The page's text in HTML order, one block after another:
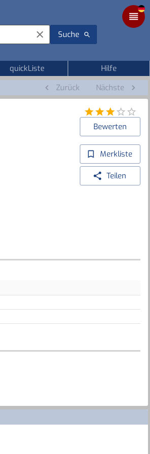
Suche
quickListe
Hilfe
Zurück Nächste
Bewerten
Merkliste
Teilen